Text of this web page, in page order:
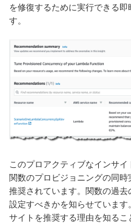
を修復するために実行できる
す。
このプロアクティブなインサ
関数のプロビジョニングの同
推奨されています。関数の過
設定すべきかを知らせていま
サイトを推奨する理由を知るこ